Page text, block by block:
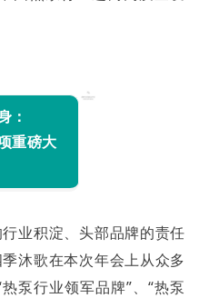
：
重磅大
业积淀、头部品牌的责任
沐歌在本次年会上从众多
泵行业领军品牌”、“热泵